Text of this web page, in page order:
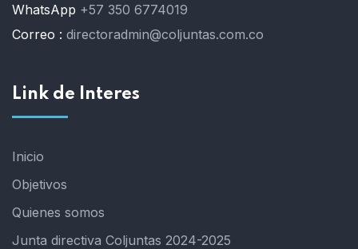
WhatsApp +57 350 6774019
Correo : directoradmin@coljuntas.com.co
Link de Interes
Inicio
Objetivos
Quienes somos
Junta directiva Coljuntas 2024-2025